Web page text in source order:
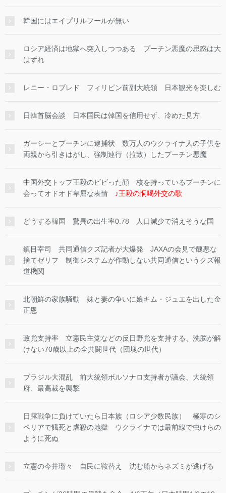
韓国にはエイプリルフールが無い
ロシア経済は地獄へ突入しつつある プーチン悪魔の思惑は大
はずれ
レニー・ロブレド フィリピン前副大統領 日本観光を楽しむ
日韓首脳会談 日本国民は韓国を信用せず、冷めた見方
ガーシーとプーチンに逮捕状 数万人のウクライナ人の子供を
両親から引きはがし、強制連行（拉致）したプーチン悪魔
中国外交トップ王毅のビビった顔 核を持っているプーチンに
会ってオドオド卑屈な表情 ♪王毅の恫喝外交の歌
どうする韓国 驚異の出生率0.78 人口減少で消えそうな国
鎮目宰司 共同通信クズ記者が大爆発 JAXAの会見で醜悪な
捨てゼリフ 制御システムが作動しない共同通信というクズ報
道機関
北朝鮮の家族騒動 妹と妻の争いに娘キム・ジュエを出した金
正恩
政党支持率 立憲民主党などの反日野党を支持する、洗脳が解
けない70歳以上の全共闘世代（団塊の世代）
ブラジル大混乱 前大統領ボルソナロ支持者が議会、大統領
府、最高裁を襲撃
日露戦争に負けていたら日本族（ロシア少数民族） 極寒のシ
ベリアで餓死と虐殺の地獄 ウクライナでは最前線で虫けらの
ように死ぬ
立憲の今井瑠々 自民に鞍替え 沈む船からネズミが逃げる